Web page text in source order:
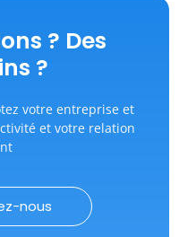
? Des
?
votre entreprise et
et votre relation
nous